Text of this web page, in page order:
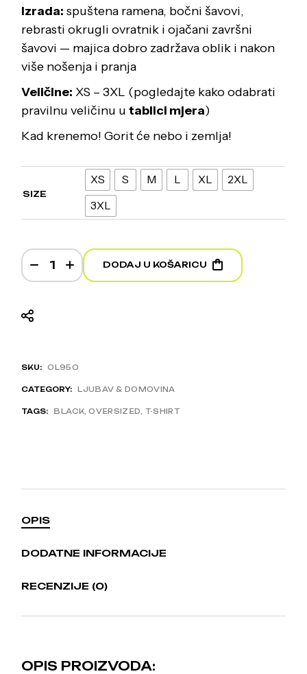
Izrada: spuštena ramena, bočni šavovi,
rebrasti okrugli ovratnik i ojačani završni
šavovi — majica dobro zadržava oblik i nakon
više nošenja i pranja
Veličine: XS – 3XL (pogledajte kako odabrati
pravilnu veličinu utablici mjera)
Kad krenemo! Gorit će nebo i zemlja!
SIZE
XS S M L XL
2XL
3XL
Oluja 95 - Heavyweight Oversized T-Shirt quantity
DODAJ U KOŠARICU
SKU: OL95O
CATEGORY: LJUBAV & DOMOVINA
TAGS: BLACK,OVERSIZED T-SHIRT
OPIS
DODATNE INFORMACIJE
RECENZIJE (0)
OPIS PROIZVODA: